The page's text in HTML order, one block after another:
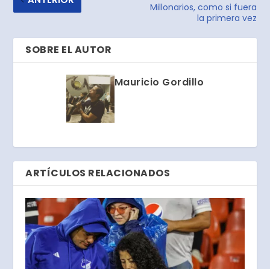
Millonarios, como si fuera
la primera vez
SOBRE EL AUTOR
Mauricio Gordillo
ARTÍCULOS RELACIONADOS